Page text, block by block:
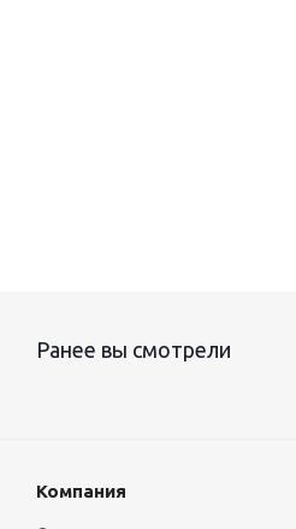
Ранее вы смотрели
Компания